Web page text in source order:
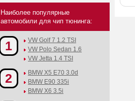
Наиболее популярные
автомобили для чип тюнинга:
1
VW Golf 7 1.2 TSI
VW Polo Sedan 1.6
VW Jetta 1.4 TSI
2
BMW X5 E70 3.0d
BMW E90 335i
BMW X6 3.5i